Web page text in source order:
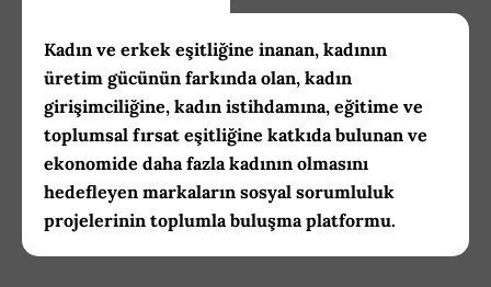
Kadın ve erkek eşitliğine inanan, kadının
üretim gücünün farkında olan, kadın
girişimciliğine, kadın istihdamına, eğitime ve
toplumsal fırsat eşitliğine katkıda bulunan ve
ekonomide daha fazla kadının olmasını
hedefleyen markaların sosyal sorumluluk
projelerinin toplumla buluşma platformu.